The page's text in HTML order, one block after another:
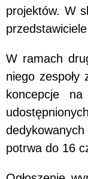
projektów. W
W ramach
niego zespoły
koncepcje
potrwa do 16